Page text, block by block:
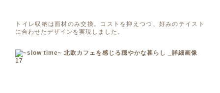
トイレ収納は面材のみ交換。コストを抑えつつ、好みのテイスト
に合わせたデザインを実現しました。